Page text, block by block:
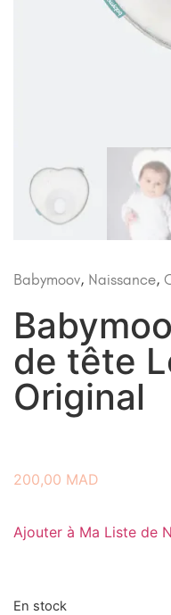
Babymoov, Naissance,
de tête
Original
200,00 MAD
Ajouter à Ma Liste de
En stock